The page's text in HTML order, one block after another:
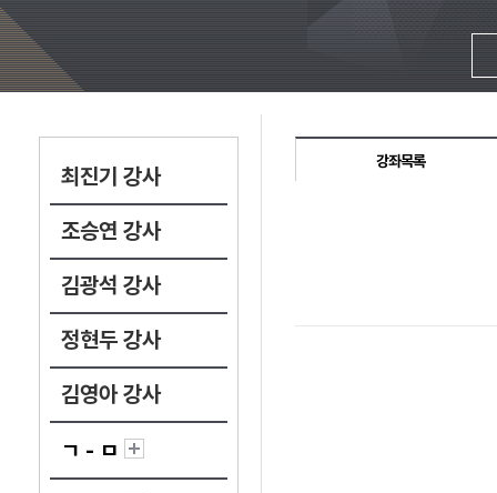
최진기 강사
조승연 강사
김광석 강사
정현두 강사
김영아 강사
ㄱ - ㅁ
강좌목록